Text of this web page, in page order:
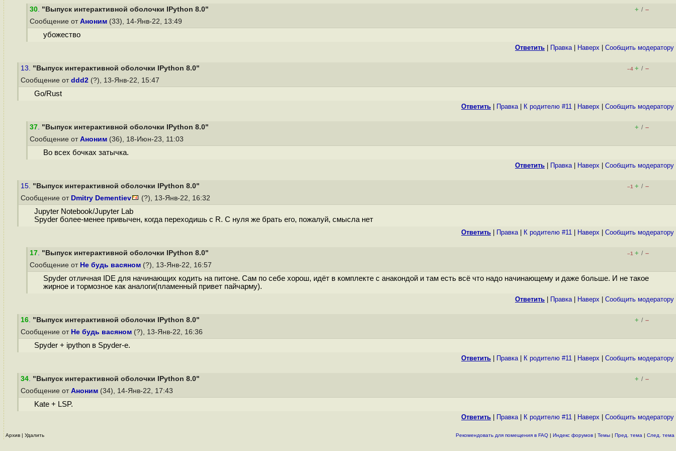
30. "Выпуск интерактивной оболочки IPython 8.0" + / –
Сообщение от Аноним (33), 14-Янв-22, 13:49
убожество
Ответить Правка| Наверх Cообщить модератору
13. "Выпуск интерактивной оболочки IPython 8.0" –4 + / –
Сообщение от ddd2 (?), 13-Янв-22, 15:47
Go/Rust
Ответить Правка| К родителю #11 Наверх Cообщить модератору
37. "Выпуск интерактивной оболочки IPython 8.0" + / –
Сообщение от Аноним (36), 18-Июн-23, 11:03
Во всех бочках затычка.
Ответить Правка| Наверх Cообщить модератору
15. "Выпуск интерактивной оболочки IPython 8.0" –1 + / –
Сообщение от Dmitry Dementiev (?), 13-Янв-22, 16:32
Jupyter Notebook/Jupyter Lab
Spyder более-менее привычен, когда переходишь с R. С нуля же брать его, пожалуй, смысла нет
Ответить Правка| К родителю #11 Наверх Cообщить модератору
17. "Выпуск интерактивной оболочки IPython 8.0" –1 + / –
Сообщение от Не будь васяном (?), 13-Янв-22, 16:57
Spyder отличная IDE для начинающих кодить на питоне. Сам по себе хорош, идёт в комплекте с анакондой и там есть всё что надо начинающему и даже больше. И не такое
жирное и тормозное как аналоги(пламенный привет пайчарму).
Ответить Правка| Наверх Cообщить модератору
16. "Выпуск интерактивной оболочки IPython 8.0" + / –
Сообщение от Не будь васяном (?), 13-Янв-22, 16:36
Spyder + ipython в Spyder-e.
Ответить Правка| К родителю #11 Наверх Cообщить модератору
34. "Выпуск интерактивной оболочки IPython 8.0" + / –
Сообщение от Аноним (34), 14-Янв-22, 17:43
Kate + LSP.
Ответить Правка| К родителю #11 Наверх Cообщить модератору
Архив | Удалить Рекомендовать для помещения в FAQ | Индекс форумов | Темы | Пред. тема | След. тема